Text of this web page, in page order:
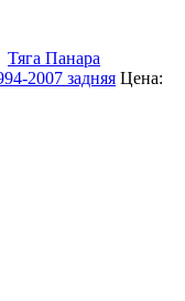
Тяга Панара
2007 задняя Цена: